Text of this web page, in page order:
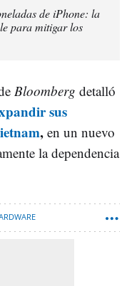
de iPhone: la
para mitigar los
Bloomberg detalló
sus
, en un nuevo
la dependencia